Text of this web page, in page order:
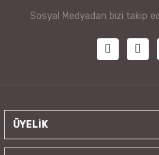
Sosyal Medyadan bizi takip
ÜYELİK